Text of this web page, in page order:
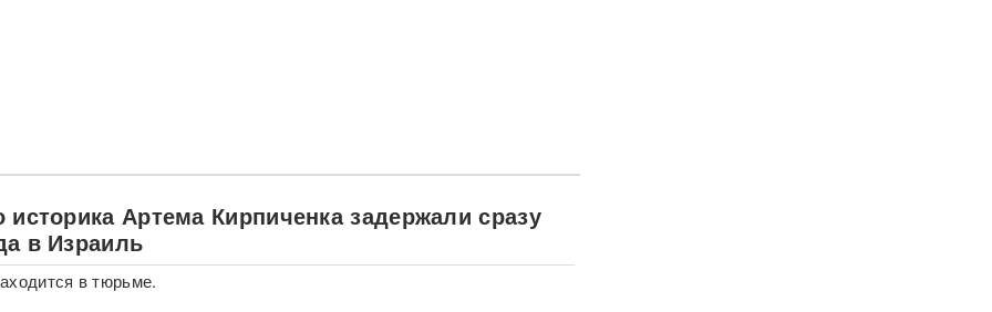
историка Артема Кирпиченка задержали сразу
в Израиль
в тюрьме.